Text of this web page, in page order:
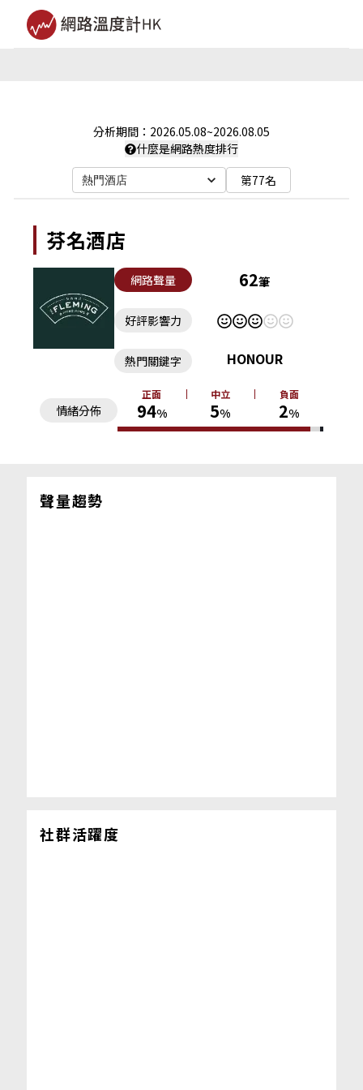
分析期間： 2026.05.08~2026.08.05
什麼是網路熱度排行
熱門酒店 第77名
芬名酒店
網路聲量 62筆
好評影響力
情緒分佈
正面
94%
中立
5%
負面
2%
熱門關鍵字 HONOUR
聲量趨勢
社群活躍度